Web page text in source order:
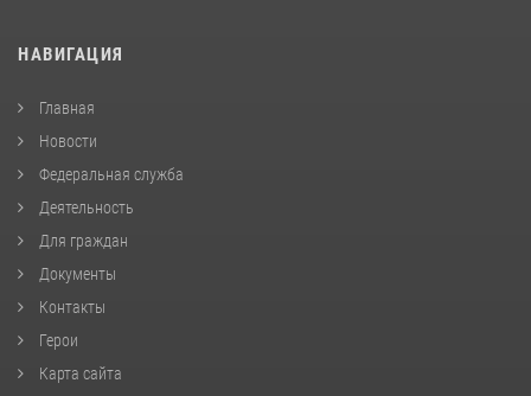
НАВИГАЦИЯ
Главная
Новости
Федеральная служба
Деятельность
Для граждан
Документы
Контакты
Герои
Карта сайта